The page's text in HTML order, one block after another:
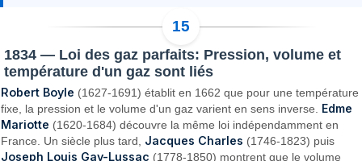
1834 — Loi des gaz parfaits: Pression, volume et
température d'un gaz sont liés
Robert Boyle (1627-1691) établit en 1662 que pour une température
fixe, la pression et le volume d'un gaz varient en sens inverse. Edme
Mariotte (1620-1684) découvre la même loi indépendamment en
France. Un siècle plus tard, Jacques Charles (1746-1823) puis
Joseph Louis Gay-Lussac (1778-1850) montrent que le volume